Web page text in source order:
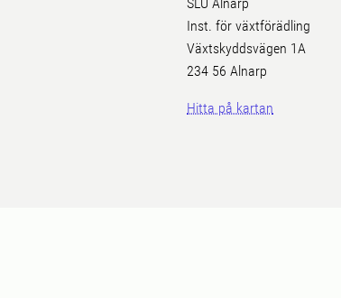
Inst. för växtförädling
Växtskyddsvägen 1A
234 56 Alnarp
Hitta på kartan